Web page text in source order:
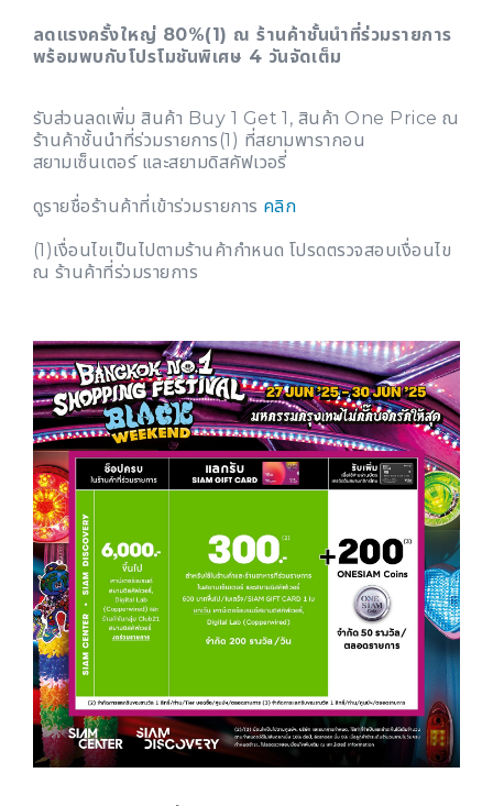
ลดแรงครั้งใหญ่ 80%(1) ณ ร้านค้าชั้นนำที่ร่วมรายการ
พร้อมพบกับโปรโมชันพิเศษ 4 วันจัดเต็ม
รับส่วนลดเพิ่ม สินค้า Buy 1 Get 1, สินค้า One Price ณ
ร้านค้าชั้นนำที่ร่วมรายการ(1) ที่สยามพารากอน
สยามเซ็นเตอร์ และสยามดิสคัฟเวอรี่
ดูรายชื่อร้านค้าที่เข้าร่วมรายการ คลิก
(1)เงื่อนไขเป็นไปตามร้านค้ากำหนด โปรดตรวจสอบเงื่อนไข
ณ ร้านค้าที่ร่วมรายการ